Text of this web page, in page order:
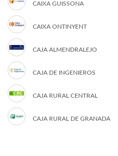
CAIXA GUISSONA
CAIXA ONTINYENT
CAJA ALMENDRALEJO
CAJA DE INGENIEROS
CAJA RURAL CENTRAL
CAJA RURAL DE GRANADA